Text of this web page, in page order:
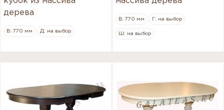
дерева
В: 770 мм Д: на выбор
В: 770 мм Г: на выбор
Ш: на выбор